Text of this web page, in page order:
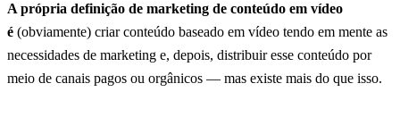
A própria definição de marketing de conteúdo em vídeo
é (obviamente) criar conteúdo baseado em vídeo tendo em mente as
necessidades de marketing e, depois, distribuir esse conteúdo por
meio de canais pagos ou orgânicos — mas existe mais do que isso.